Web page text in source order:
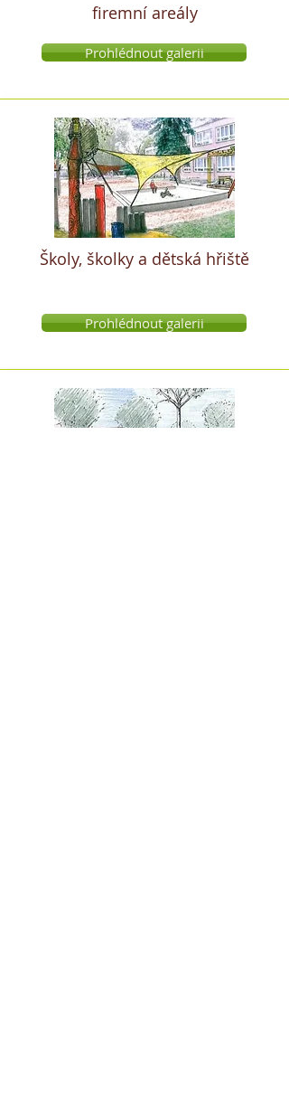
firemní areály
Prohlédnout galerii
Školy, školky a dětská hřiště
Prohlédnout galerii